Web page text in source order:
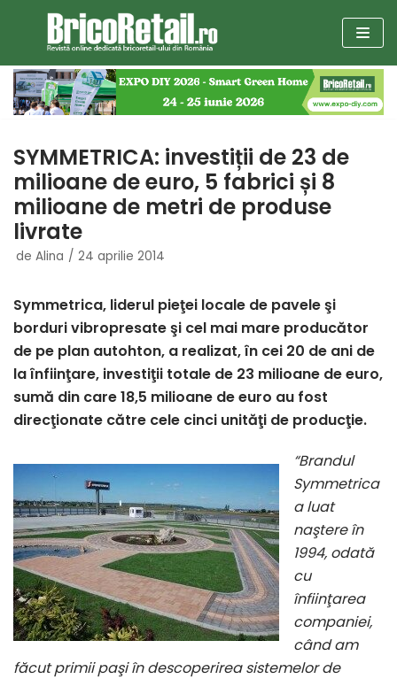
la
conținut
SYMMETRICA: investiții de 23 de
milioane de euro, 5 fabrici și 8
milioane de metri de produse
livrate
de Alina 24 aprilie 2014
Symmetrica, liderul pieţei locale de pavele şi
borduri vibropresate şi cel mai mare producător
de pe plan autohton, a realizat, în cei 20 de ani de
la înfiinţare, investiţii totale de 23 milioane de euro,
sumă din care 18,5 milioane de euro au fost
direcţionate către cele cinci unităţi de producţie.
“Brandul
Symmetrica
a luat
naştere în
1994, odată
cu
înfiinţarea
companiei,
când am
făcut primii paşi în descoperirea sistemelor de